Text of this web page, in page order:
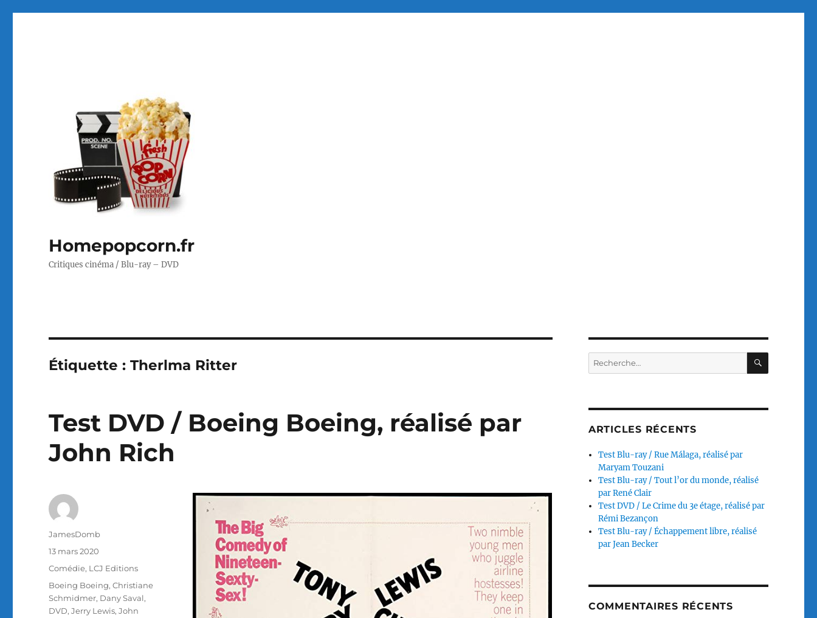
Homepopcorn.fr
Critiques cinéma / Blu-ray – DVD
Étiquette :Therlma Ritter
Test DVD / Boeing Boeing, réalisé par
John Rich
Auteur
JamesDomb
Publié
13 mars 2020
Catégories
Comédie, LCJ Editions
Étiquettes
Boeing Boeing,Christiane
Schmidmer, Dany Saval,
DVD,Jerry Lewis,John
Recherche
pour :
ARTICLES RÉCENTS
Test Blu-ray / Rue Málaga, réalisé par
Maryam Touzani
Test Blu-ray / Tout l’or du monde, réalisé
par René Clair
Test DVD / Le Crime du 3e étage, réalisé par
Rémi Bezançon
Test Blu-ray / Échappement libre, réalisé
par Jean Becker
COMMENTAIRES RÉCENTS